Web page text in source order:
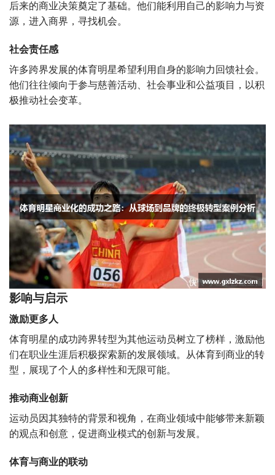
后来的商业决策奠定了基础。他们能利用自己的影响力与资
源，进入商界，寻找机会。
社会责任感
许多跨界发展的体育明星希望利用自身的影响力回馈社会。
他们往往倾向于参与慈善活动、社会事业和公益项目，以积
极推动社会变革。
影响与启示
激励更多人
体育明星的成功跨界转型为其他运动员树立了榜样，激励他
们在职业生涯后积极探索新的发展领域。从体育到商业的转
型，展现了个人的多样性和无限可能。
推动商业创新
运动员因其独特的背景和视角，在商业领域中能够带来新颖
的观点和创意，促进商业模式的创新与发展。
体育与商业的联动